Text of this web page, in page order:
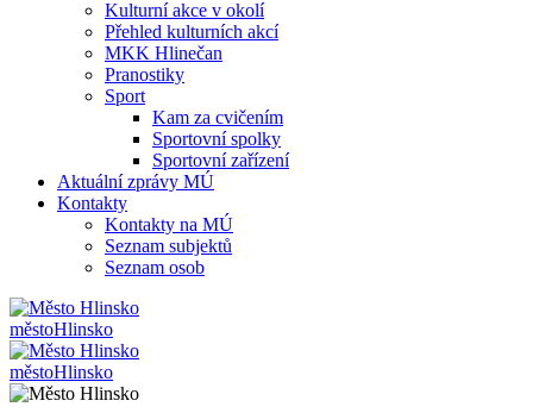
Kulturní akce v okolí
Přehled kulturních akcí
MKK Hlinečan
Pranostiky
Sport
Kam za cvičením
Sportovní spolky
Sportovní zařízení
Aktuální zprávy MÚ
Kontakty
Kontakty na MÚ
Seznam subjektů
Seznam osob
městoHlinsko
městoHlinsko